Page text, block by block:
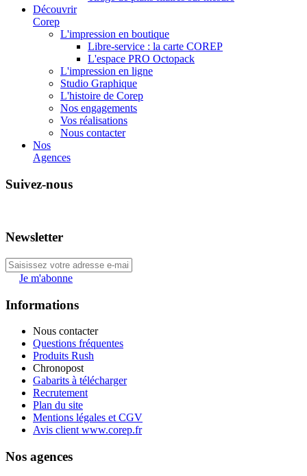
Découvrir
Corep
L'impression en boutique
Libre-service : la carte COREP
L'espace PRO Octopack
L'impression en ligne
Studio Graphique
L'histoire de Corep
Nos engagements
Vos réalisations
Nous contacter
Nos
Agences
Suivez-nous
Newsletter
Je m'abonne
Informations
Nous contacter
Questions fréquentes
Produits Rush
Chronopost
Gabarits à télécharger
Recrutement
Plan du site
Mentions légales et CGV
Avis client www.corep.fr
Nos agences